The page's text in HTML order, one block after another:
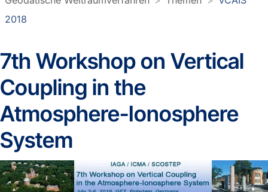
2018
7th Workshop on Vertical
Coupling in the
Atmosphere-Ionosphere
System